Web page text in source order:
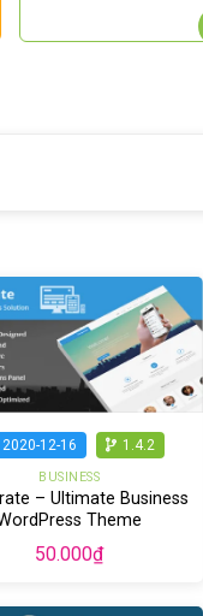
2020-12-16 1.4.2
BUSINESS
– Ultimate Business
Theme
50.000₫